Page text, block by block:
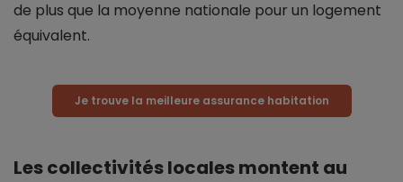
de plus que la moyenne nationale pour un logement
équivalent.
Je trouve la meilleure assurance habitation
Les collectivités locales montent au